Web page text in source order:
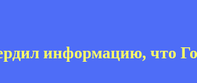
информацию, что